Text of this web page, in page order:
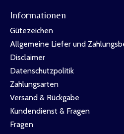
Informationen
Gütezeichen
Allgemeine Liefer und
Disclaimer
Datenschutzpolitik
Zahlungsarten
Versand & Rückgabe
Kundendienst & Fragen
Fragen